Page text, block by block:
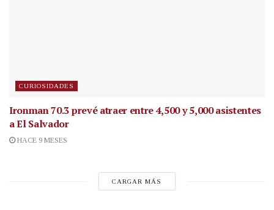
CURIOSIDADES
Ironman 70.3 prevé atraer entre 4,500 y 5,000 asistentes
a El Salvador
HACE 9 MESES
CARGAR MÁS